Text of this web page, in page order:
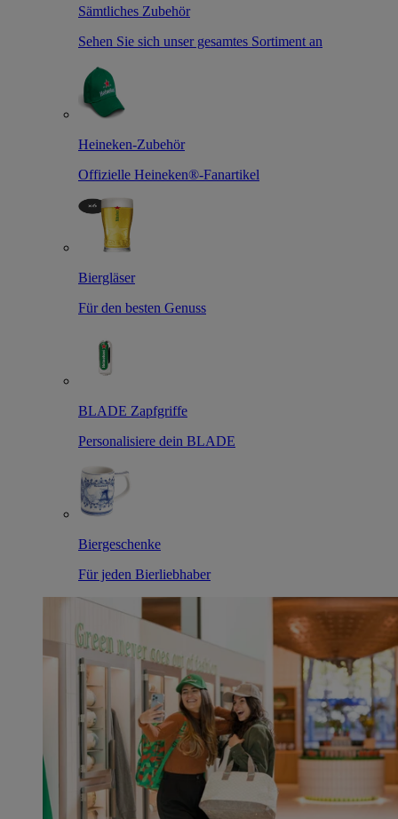
Sämtliches Zubehör
Sehen Sie sich unser gesamtes Sortiment an
Heineken-Zubehör
Offizielle Heineken®-Fanartikel
Biergläser
Für den besten Genuss
BLADE Zapfgriffe
Personalisiere dein BLADE
Biergeschenke
Für jeden Bierliebhaber